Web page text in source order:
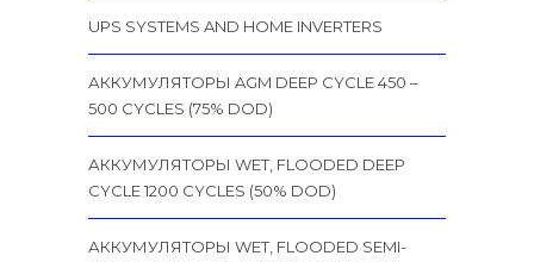
UPS SYSTEMS AND HOME INVERTERS
АККУМУЛЯТОРЫ AGM DEEP CYCLE 450 –
500 CYCLES (75% DOD)
АККУМУЛЯТОРЫ WET, FLOODED DEEP
CYCLE 1200 CYCLES (50% DOD)
АККУМУЛЯТОРЫ WET, FLOODED SEMI-